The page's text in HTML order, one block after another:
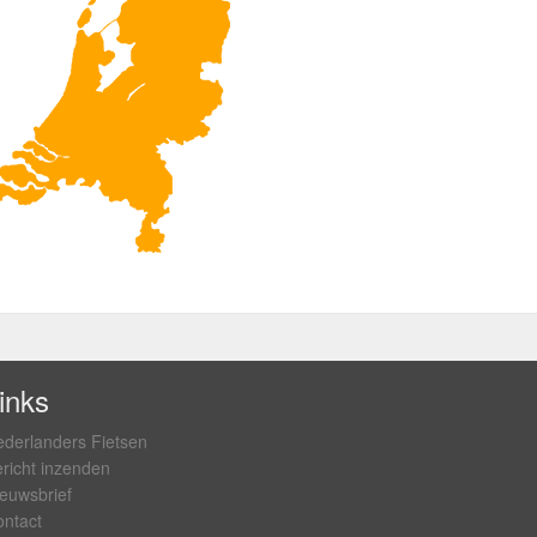
Fietsen
inzenden